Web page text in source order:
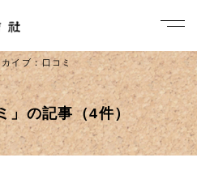
イブ：口コミ
」の記事（4件）